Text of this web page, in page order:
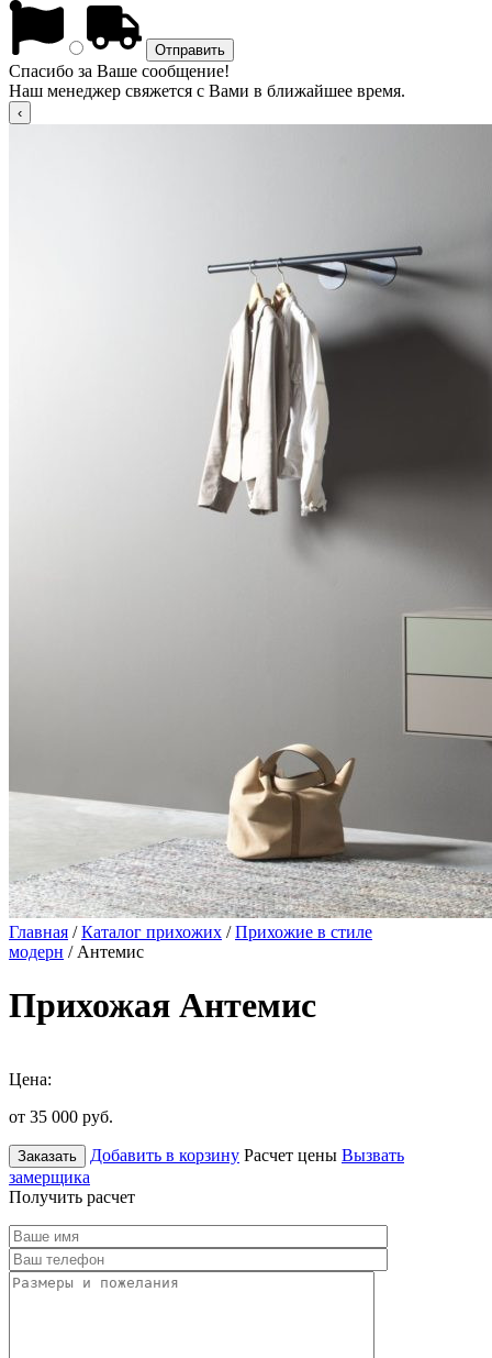
Спасибо за Ваше сообщение!
Наш менеджер свяжется с Вами в ближайшее время.
Главная /Каталог прихожих /Прихожие в стиле
модерн / Антемис
Прихожая Антемис
Цена:
от 35 000 руб.
Заказать Добавить в корзину Расчет цены Вызвать
замерщика
Получить расчет